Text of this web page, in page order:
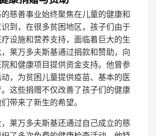
慈善事业始终聚焦在儿童的健康和
到，在很多贫困地区，孩子们由于
设施和营养支持，面临着巨大的生
莱万多夫斯基通过捐款和赞助，向
和健康项目提供资金支持。他曾参
，为贫困儿童提供疫苗、基本的医
这些捐赠不仅改善了孩子们的健康
带来了新生的希望。
莱万多夫斯基还通过自己成立的慈